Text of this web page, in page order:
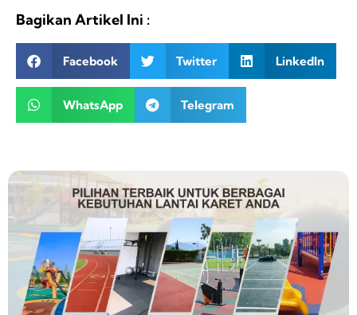
Bagikan Artikel Ini :
Facebook Twitter LinkedIn
WhatsApp Telegram